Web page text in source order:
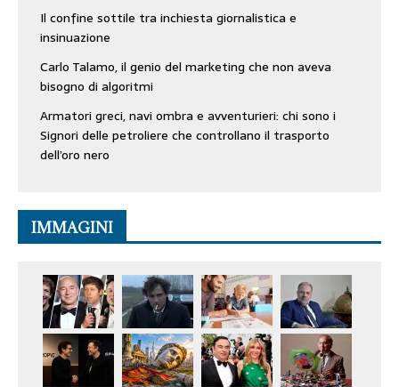
Il confine sottile tra inchiesta giornalistica e
insinuazione
Carlo Talamo, il genio del marketing che non aveva
bisogno di algoritmi
Armatori greci, navi ombra e avventurieri: chi sono i
Signori delle petroliere che controllano il trasporto
dell’oro nero
IMMAGINI